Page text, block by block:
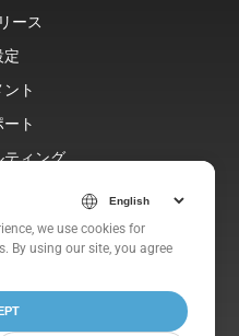
ース
定
ント
ト
ィング
ト we use cookies for
By using our site, you agree